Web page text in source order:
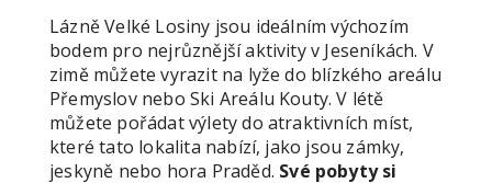
Lázně Velké Losiny jsou ideálním výchozím
bodem pro nejrůznější aktivity v Jeseníkách. V
zimě můžete vyrazit na lyže do blízkého areálu
Přemyslov nebo Ski Areálu Kouty. V létě
můžete pořádat výlety do atraktivních míst,
které tato lokalita nabízí, jako jsou zámky,
jeskyně nebo hora Praděd. Své pobyty si